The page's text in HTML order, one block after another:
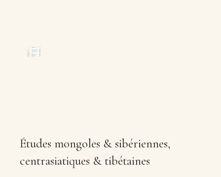
Études mongoles & sibériennes,
centrasiatiques & tibétaines